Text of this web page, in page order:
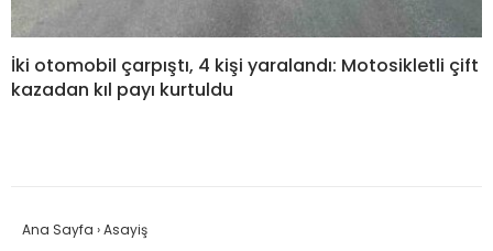
İki otomobil çarpıştı, 4 kişi yaralandı: Motosikletli çift
kazadan kıl payı kurtuldu
Ana Sayfa ›Asayiş